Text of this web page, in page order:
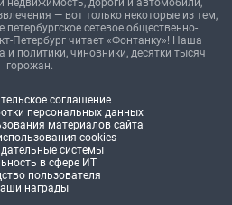
недвижимость, дороги и автомобили,
— вот только некоторые из тем,
сетевое общественно-
Петербург читает «Фонтанку»! Наша
политики, чиновники, десятки тысяч
горожан.
соглашение
персональных данных
материалов сайта
cookies
системы
в сфере ИТ
пользователя
награды